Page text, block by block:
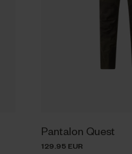
Pantalon Quest
129.95 EUR